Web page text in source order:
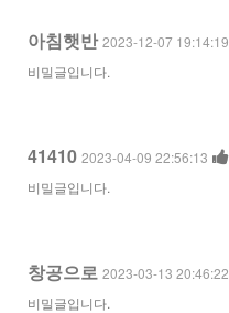
아침햇반2023-12-07 19:14:19
비밀글입니다.
41410 2023-04-09 22:56:13
비밀글입니다.
창공으로 2023-03-13 20:46:22
비밀글입니다.